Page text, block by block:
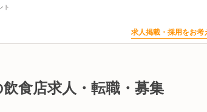
ト
求人掲載・採用をお考
食店求人・転職・募集